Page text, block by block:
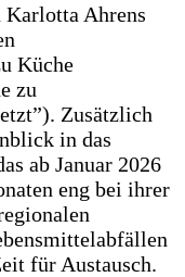
Ahrens
Küche
zu
Zusätzlich
in das
ab Januar 2026
eng bei ihrer
für Austausch.